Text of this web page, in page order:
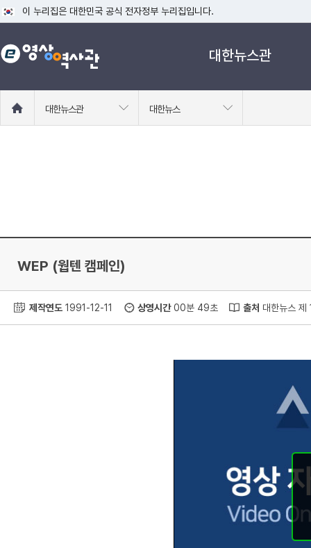
이 누리집은 대한민국 공식 전자정부 누리집입니다.
공식 누리집 주소 확인하기
go.kr 주소를 사용하는 누리집은 대한민국 정부기관이 관리하는 누리집입니
대한뉴스관
로
대한뉴스관 대한뉴스
WEP (웝텐 캠페인)
제작연도 1991-12-11 상영시간00분 49초 출처 대한뉴스